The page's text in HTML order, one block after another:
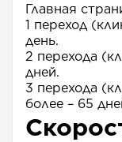
Главная
1 переход
день.
2 перехода
дней.
3 перехода
более – 65